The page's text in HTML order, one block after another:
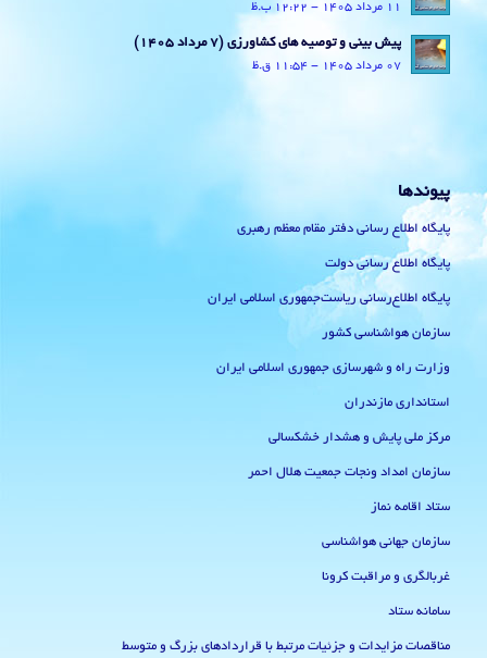
11 مرداد 1405 - 12:22 ب.ظ
پیش بینی و توصیه های کشاورزی (7 مرداد ۱۴۰۵)
07 مرداد 1405 - 11:54 ق.ظ
پیوندها
پایگاه اطلاع رسانی دفتر مقام معظم رهبری
پایگاه اطلاع رسانی دولت
پایگاه اطلاع‌رسانی ریاست‌جمهوری اسلامی ایران
سازمان هواشناسی کشور
وزارت راه و شهرسازی جمهوری اسلامی ایران
استانداری مازندران
مرکز ملی پایش و هشدار خشکسالی
سازمان امداد ونجات جمعیت هلال احمر
ستاد اقامه نماز
سازمان جهانی هواشناسی
غربالگری و مراقبت کرونا
سامانه ستاد
مناقصات مزایدات و جزئیات مرتبط با قراردادهای بزرگ و متوسط